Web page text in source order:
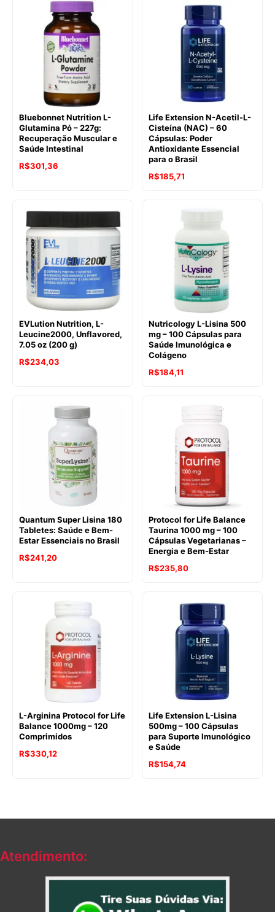
Bluebonnet Nutrition L-
Glutamina Pó – 227g:
Recuperação Muscular e
Saúde Intestinal
R$301,36
Life Extension N-Acetil-L-
Cisteína (NAC) – 60
Cápsulas: Poder
Antioxidante Essencial
para o Brasil
R$185,71
EVLution Nutrition, L-
Leucine2000, Unflavored,
7.05 oz (200 g)
R$234,03
Nutricology L-Lisina 500
mg – 100 Cápsulas para
Saúde Imunológica e
Colágeno
R$184,11
Quantum Super Lisina 180
Tabletes: Saúde e Bem-
Estar Essenciais no Brasil
R$241,20
Protocol for Life Balance
Taurina 1000 mg – 100
Cápsulas Vegetarianas –
Energia e Bem-Estar
R$235,80
L-Arginina Protocol for Life
Balance 1000mg – 120
Comprimidos
R$330,12
Life Extension L-Lisina
500mg – 100 Cápsulas
para Suporte Imunológico
e Saúde
R$154,74
Atendimento: